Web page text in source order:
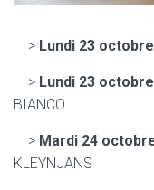
> Lundi 23
> Lundi 23
BIANCO
> Mardi 24
KLEYNJANS